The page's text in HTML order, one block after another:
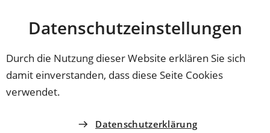
Datenschutz­einstellungen
Durch die Nutzung dieser Website erklären Sie sich
damit einverstanden, dass diese Seite Cookies
verwendet.
Datenschutzerklärung
INHALT ANSPRINGEN
Coburg